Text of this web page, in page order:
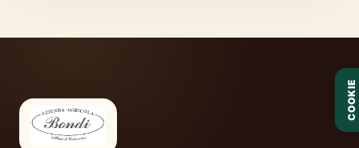
COOKIE